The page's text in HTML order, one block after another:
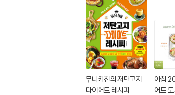
무니키친의 저탄고지
다이어트 레시피
아침
어트